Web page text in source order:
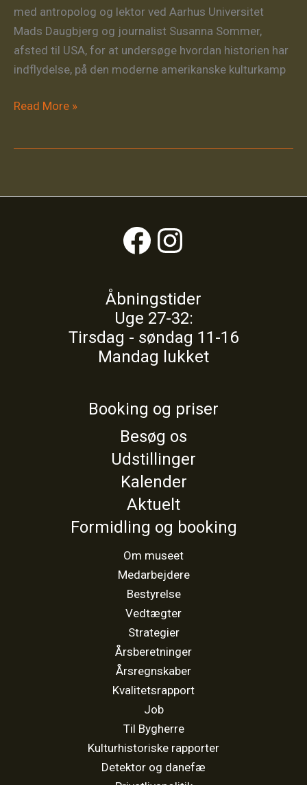
med antropolog og lektor ved Aarhus Universitet
Mads Daugbjerg og journalist Susanna Sommer,
afsted til USA, for at undersøge hvordan historien har
indflydelse, på den moderne amerikanske kulturkamp
MUSEUMSDIREKTØR
Read More »
Facebook
Instagram
Åbningstider
Uge 27-32:
Tirsdag - søndag 11-16
Mandag lukket
Booking og priser
Besøg os
Udstillinger
Kalender
Aktuelt
Formidling og booking
Om museet
Medarbejdere
Bestyrelse
Vedtægter
Strategier
Årsberetninger
Årsregnskaber
Kvalitetsrapport
Job
Til Bygherre
Kulturhistoriske rapporter
Detektor og danefæ